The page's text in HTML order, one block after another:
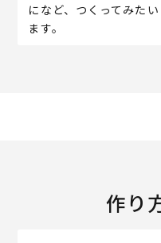
になど、つくってみた
ます。
作り